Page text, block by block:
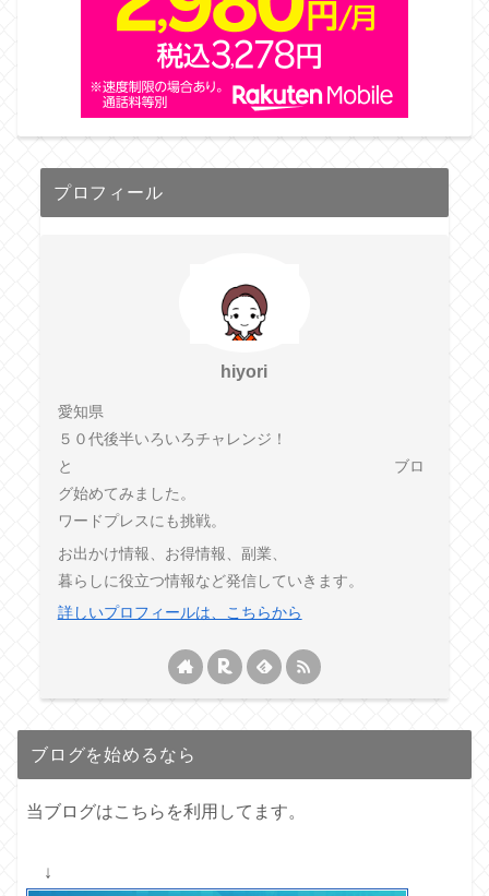
プロフィール
hiyori
愛知県
５０代後半いろいろチャレンジ！
と ブロ
グ始めてみました。
ワードプレスにも挑戦。
お出かけ情報、お得情報、副業、
暮らしに役立つ情報など発信していきます。
詳しいプロフィールは、こちらから
ブログを始めるなら
当ブログはこちらを利用してます。
↓